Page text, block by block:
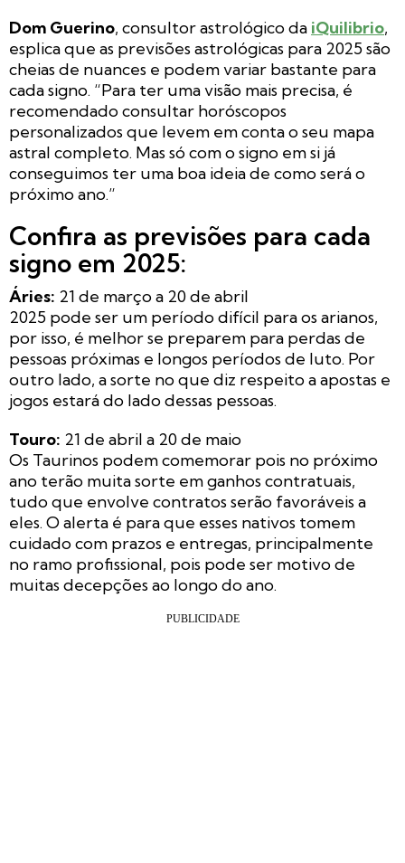
Dom Guerino, consultor astrológico da iQuilibrio,
esplica que as previsões astrológicas para 2025 são
cheias de nuances e podem variar bastante para
cada signo. “Para ter uma visão mais precisa, é
recomendado consultar horóscopos
personalizados que levem em conta o seu mapa
astral completo. Mas só com o signo em si já
conseguimos ter uma boa ideia de como será o
próximo ano.”
Confira as previsões para cada
signo em 2025:
Áries: 21 de março a 20 de abril
2025 pode ser um período difícil para os arianos,
por isso, é melhor se preparem para perdas de
pessoas próximas e longos períodos de luto. Por
outro lado, a sorte no que diz respeito a apostas e
jogos estará do lado dessas pessoas.
Touro: 21 de abril a 20 de maio
Os Taurinos podem comemorar pois no próximo
ano terão muita sorte em ganhos contratuais,
tudo que envolve contratos serão favoráveis a
eles. O alerta é para que esses nativos tomem
cuidado com prazos e entregas, principalmente
no ramo profissional, pois pode ser motivo de
muitas decepções ao longo do ano.